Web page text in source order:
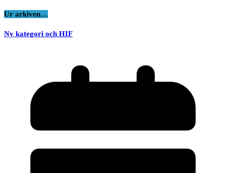
Ur arkiven…
Ny kategori och HIF